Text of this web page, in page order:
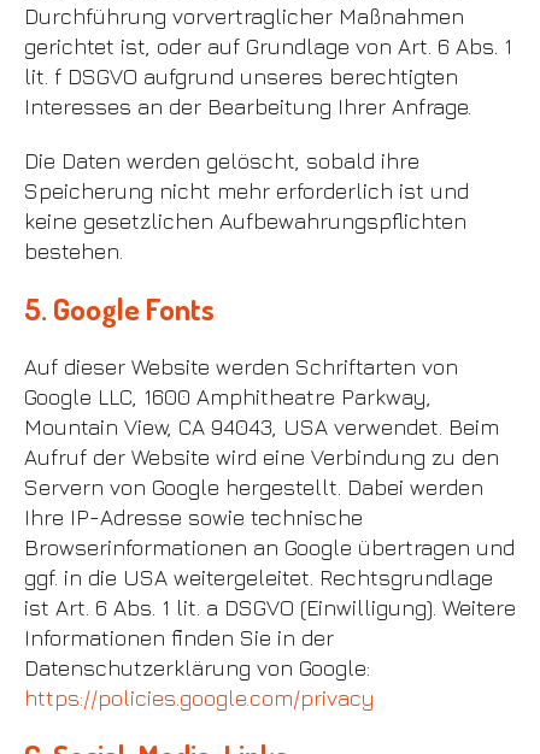
Durchführung vorvertraglicher Maßnahmen
gerichtet ist, oder auf Grundlage von Art. 6 Abs. 1
lit. f DSGVO aufgrund unseres berechtigten
Interesses an der Bearbeitung Ihrer Anfrage.
Die Daten werden gelöscht, sobald ihre
Speicherung nicht mehr erforderlich ist und
keine gesetzlichen Aufbewahrungspflichten
bestehen.
5. Google Fonts
Auf dieser Website werden Schriftarten von
Google LLC, 1600 Amphitheatre Parkway,
Mountain View, CA 94043, USA verwendet. Beim
Aufruf der Website wird eine Verbindung zu den
Servern von Google hergestellt. Dabei werden
Ihre IP-Adresse sowie technische
Browserinformationen an Google übertragen und
ggf. in die USA weitergeleitet. Rechtsgrundlage
ist Art. 6 Abs. 1 lit. a DSGVO (Einwilligung). Weitere
Informationen finden Sie in der
Datenschutzerklärung von Google:
https://policies.google.com/privacy